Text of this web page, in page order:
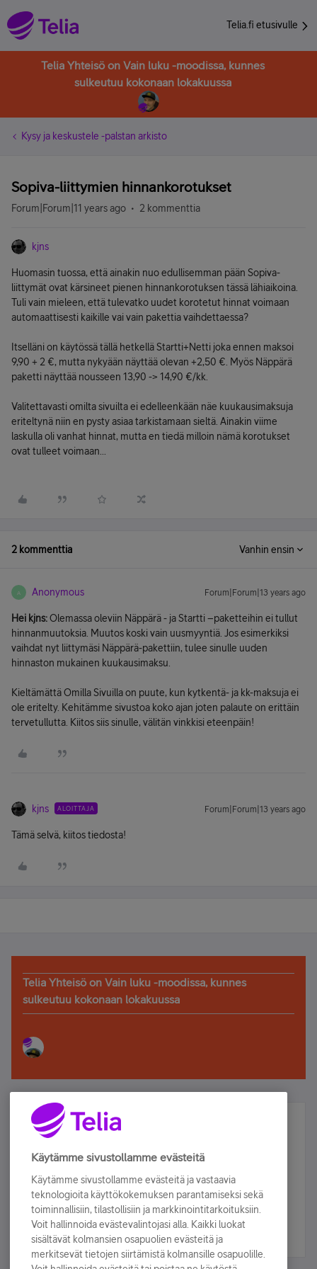
Telia.fi etusivulle
Telia Yhteisö on Vain luku -moodissa, kunnes
sulkeutuu kokonaan lokakuussa
Kysy ja keskustele -palstan arkisto
Sopiva-liittymien hinnankorotukset
Forum|Forum|11 years ago 2 kommenttia
kjns
Huomasin tuossa, että ainakin nuo edullisemman pään Sopiva-
liittymät ovat kärsineet pienen hinnankorotuksen tässä lähiaikoina.
Tuli vain mieleen, että tulevatko uudet korotetut hinnat voimaan
automaattisesti kaikille vai vain pakettia vaihdettaessa?
Itselläni on käytössä tällä hetkellä Startti+Netti joka ennen maksoi
9,90 + 2 €, mutta nykyään näyttää olevan +2,50 €. Myös Näppärä
paketti näyttää nousseen 13,90 -> 14,90 €/kk.
Valitettavasti omilta sivuilta ei edelleenkään näe kuukausimaksuja
eriteltynä niin en pysty asiaa tarkistamaan sieltä. Ainakin viime
laskulla oli vanhat hinnat, mutta en tiedä milloin nämä korotukset
ovat tulleet voimaan...
2 kommenttia Vanhin ensin
A Anonymous Forum|Forum|13 years ago
Hei kjns:Olemassa oleviin Näppärä - ja Startti –paketteihin ei tullut
hinnanmuutoksia. Muutos koski vain uusmyyntiä. Jos esimerkiksi
vaihdat nyt liittymäsi Näppärä-pakettiin, tulee sinulle uuden
hinnaston mukainen kuukausimaksu.
Kieltämättä Omilla Sivuilla on puute, kun kytkentä- ja kk-maksuja ei
ole eritelty. Kehitämme sivustoa koko ajan joten palaute on erittäin
tervetullutta. Kiitos siis sinulle, välitän vinkkisi eteenpäin!
kjns ALOITTAJA Forum|Forum|13 years ago
Tämä selvä, kiitos tiedosta!
Telia Yhteisö on Vain luku -moodissa, kunnes
sulkeutuu kokonaan lokakuussa
Älä jää paitsi – osallistu ja voita!
Tilaa Telian uutiskirje ja olet mukana arvonnassa.
sähköpostiisi.
Tilaa nyt
Käytämme sivustollamme evästeitä
Käytämme sivustollamme evästeitä ja vastaavia
teknologioita käyttökokemuksen parantamiseksi sekä
toiminnallisiin, tilastollisiin ja markkinointitarkoituksiin.
Voit hallinnoida evästevalintojasi alla. Kaikki luokat
sisältävät kolmansien osapuolien evästeitä ja
merkitsevät tietojen siirtämistä kolmansille osapuolille.